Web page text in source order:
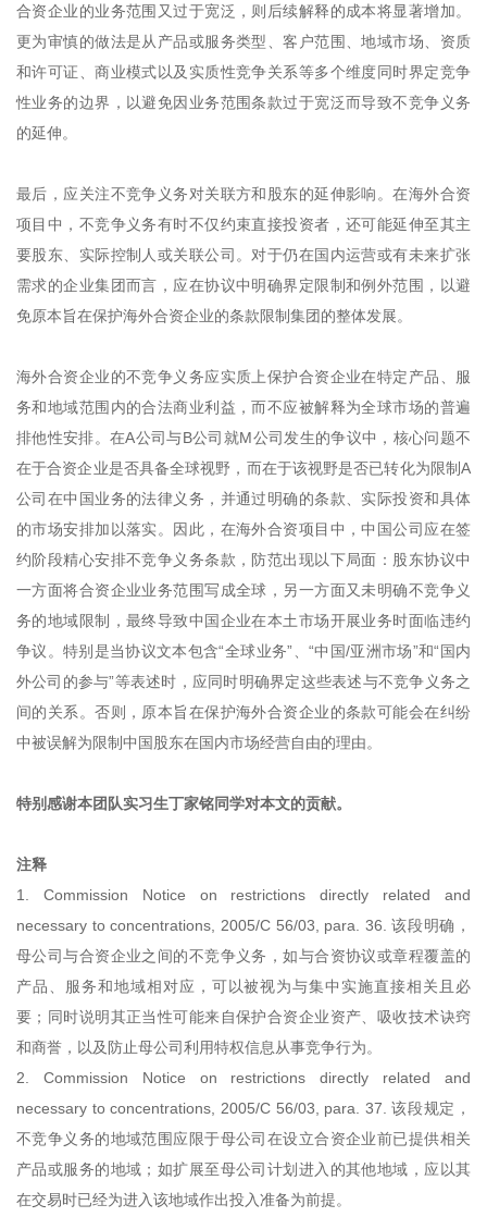
合资企业的业务范围又过于宽泛，则后续解释的成本将显著增加。
更为审慎的做法是从产品或服务类型、客户范围、地域市场、资质
和许可证、商业模式以及实质性竞争关系等多个维度同时界定竞争
性业务的边界，以避免因业务范围条款过于宽泛而导致不竞争义务
的延伸。
最后，应关注不竞争义务对关联方和股东的延伸影响。在海外合资
项目中，不竞争义务有时不仅约束直接投资者，还可能延伸至其主
要股东、实际控制人或关联公司。对于仍在国内运营或有未来扩张
需求的企业集团而言，应在协议中明确界定限制和例外范围，以避
免原本旨在保护海外合资企业的条款限制集团的整体发展。
海外合资企业的不竞争义务应实质上保护合资企业在特定产品、服
务和地域范围内的合法商业利益，而不应被解释为全球市场的普遍
排他性安排。在A公司与B公司就M公司发生的争议中，核心问题不
在于合资企业是否具备全球视野，而在于该视野是否已转化为限制A
公司在中国业务的法律义务，并通过明确的条款、实际投资和具体
的市场安排加以落实。因此，在海外合资项目中，中国公司应在签
约阶段精心安排不竞争义务条款，防范出现以下局面：股东协议中
一方面将合资企业业务范围写成全球，另一方面又未明确不竞争义
务的地域限制，最终导致中国企业在本土市场开展业务时面临违约
争议。特别是当协议文本包含“全球业务”、“中国/亚洲市场”和“国内
外公司的参与”等表述时，应同时明确界定这些表述与不竞争义务之
间的关系。否则，原本旨在保护海外合资企业的条款可能会在纠纷
中被误解为限制中国股东在国内市场经营自由的理由。
特别感谢本团队实习生丁家铭同学对本文的贡献。
注释
1. Commission Notice on restrictions directly related and
necessary to concentrations, 2005/C 56/03, para. 36. 该段明确，
母公司与合资企业之间的不竞争义务，如与合资协议或章程覆盖的
产品、服务和地域相对应，可以被视为与集中实施直接相关且必
要；同时说明其正当性可能来自保护合资企业资产、吸收技术诀窍
和商誉，以及防止母公司利用特权信息从事竞争行为。
2. Commission Notice on restrictions directly related and
necessary to concentrations, 2005/C 56/03, para. 37. 该段规定，
不竞争义务的地域范围应限于母公司在设立合资企业前已提供相关
产品或服务的地域；如扩展至母公司计划进入的其他地域，应以其
在交易时已经为进入该地域作出投入准备为前提。